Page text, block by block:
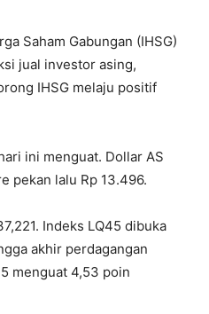
Saham Gabungan (IHSG)
jual investor asing,
IHSG melaju positif
ini menguat. Dollar AS
pekan lalu Rp 13.496.
Indeks LQ45 dibuka
akhir perdagangan
menguat 4,53 poin